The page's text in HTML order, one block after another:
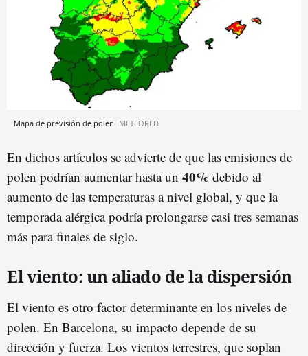
Mapa de previsión de polen METEORED
En dichos artículos se advierte de que las emisiones de
polen podrían aumentar hasta un 40% debido al
aumento de las temperaturas a nivel global, y que la
temporada alérgica podría prolongarse casi tres semanas
más para finales de siglo.
El viento: un aliado de la dispersión
El viento es otro factor determinante en los niveles de
polen. En Barcelona, su impacto depende de su
dirección y fuerza. Los vientos terrestres, que soplan